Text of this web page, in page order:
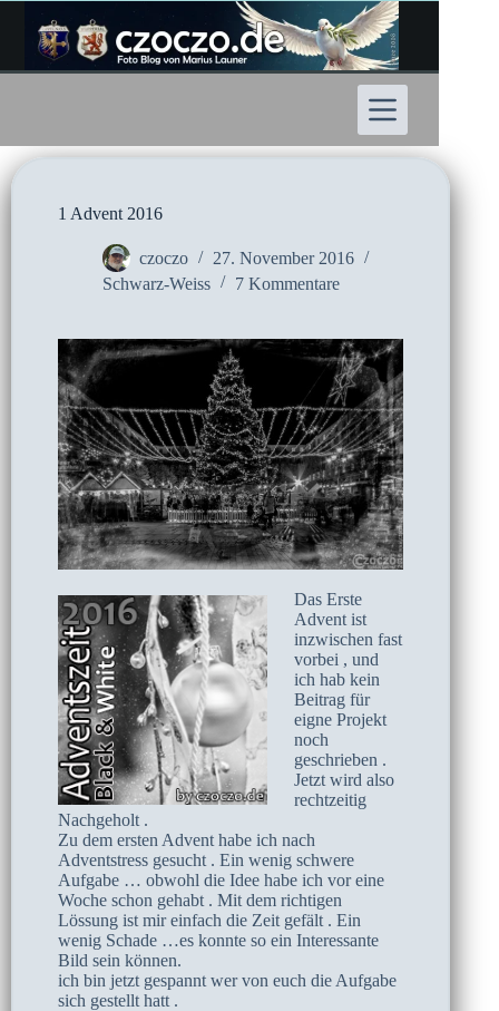
Inhalt
springen
1 Advent 2016
czoczo
27. November 2016
Schwarz-Weiss
7 Kommentare
Das Erste
Advent ist
inzwischen fast
vorbei , und
ich hab kein
Beitrag für
eigne Projekt
noch
geschrieben .
Jetzt wird also
rechtzeitig
Nachgeholt .
Zu dem ersten Advent habe ich nach
Adventstress gesucht . Ein wenig schwere
Aufgabe … obwohl die Idee habe ich vor eine
Woche schon gehabt . Mit dem richtigen
Lössung ist mir einfach die Zeit gefält . Ein
wenig Schade …es konnte so ein Interessante
Bild sein können.
ich bin jetzt gespannt wer von euch die Aufgabe
sich gestellt hatt .